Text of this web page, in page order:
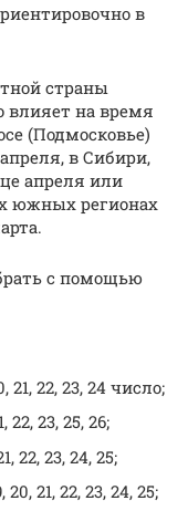
в
страны
влияет на время
(Подмосковье)
в Сибири,
апреля или
южных регионах
с помощью
21, 22, 23, 24 число;
22, 23, 25, 26;
22, 23, 24, 25;
21, 22, 23, 24, 25;